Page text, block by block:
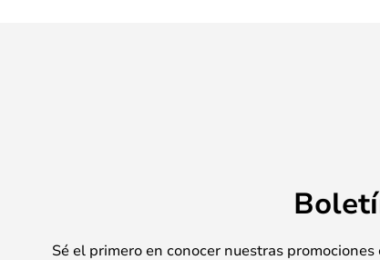
Sé el primero en conocer nuestras